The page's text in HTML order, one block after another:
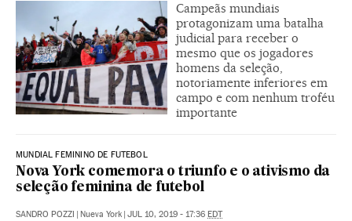
Campeãs mundiais
protagonizam uma batalha
judicial para receber o
mesmo que os jogadores
homens da seleção,
notoriamente inferiores em
campo e com nenhum troféu
importante
MUNDIAL FEMININO DE FUTEBOL
Nova York comemora o triunfo e o ativismo da
seleção feminina de futebol
SANDRO POZZI Nueva York JUL 10, 2019 - 17:36 EDT